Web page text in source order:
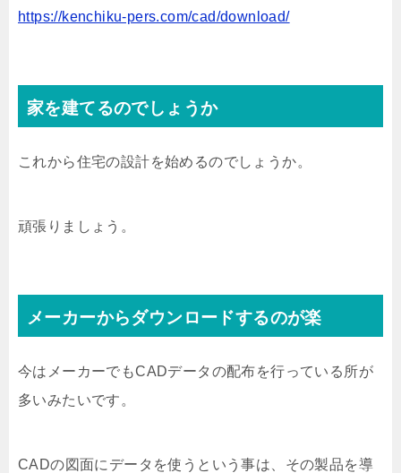
https://kenchiku-pers.com/cad/download/
家を建てるのでしょうか
これから住宅の設計を始めるのでしょうか。
頑張りましょう。
メーカーからダウンロードするのが楽
今はメーカーでもCADデータの配布を行っている所が
多いみたいです。
CADの図面にデータを使うという事は、その製品を導